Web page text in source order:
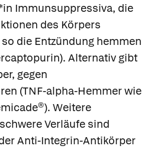
Immunsuppressiva, die
des Körpers
die Entzündung hemmen
). Alternativ gibt
gegen
(TNF-alpha-Hemmer wie
). Weitere
Verläufe sind
Anti-Integrin-Antikörper